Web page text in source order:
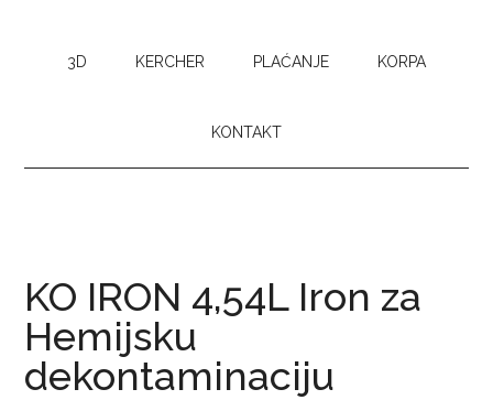
3D KERCHER PLAĆANJE KORPA
KONTAKT
KO IRON 4,54L Iron za
Hemijsku
dekontaminaciju